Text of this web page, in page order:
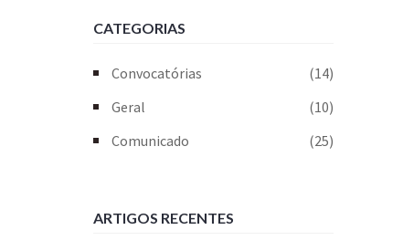
CATEGORIAS
Convocatórias
(14)
Geral
(10)
Comunicado
(25)
ARTIGOS RECENTES